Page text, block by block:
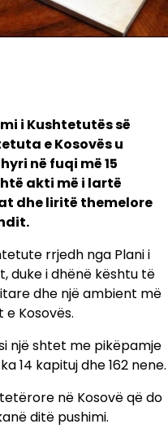
i Kushtetutës së
e Kosovës u
në fuqi më 15
akti më i lartë
dhe liritë themelore
rrjedh nga Plani i
duke i dhënë kështu të
dhe një ambient më
Kosovës.
një shtet me pikëpamje
14 kapituj dhe 162 nene.
në Kosovë që do
ditë pushimi.